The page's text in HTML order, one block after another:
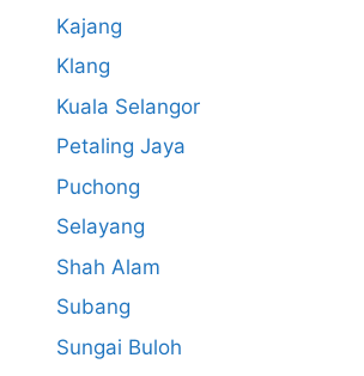
Kajang
Klang
Kuala Selangor
Petaling Jaya
Puchong
Selayang
Shah Alam
Subang
Sungai Buloh